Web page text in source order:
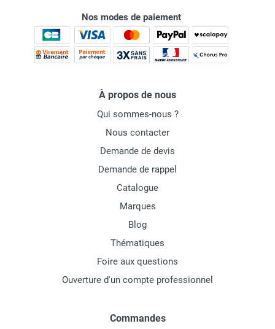
Nos modes de paiement
À propos de nous
Qui sommes-nous ?
Nous contacter
Demande de devis
Demande de rappel
Catalogue
Marques
Blog
Thématiques
Foire aux questions
Ouverture d'un compte professionnel
Commandes